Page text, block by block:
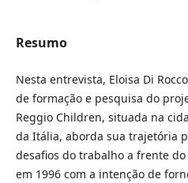
Resumo
Nesta entrevista, Eloisa Di
de formação e pesquisa do
Reggio Children, situada na
da Itália, aborda sua trajetória
desafios do trabalho a frente
em 1996 com a intenção de